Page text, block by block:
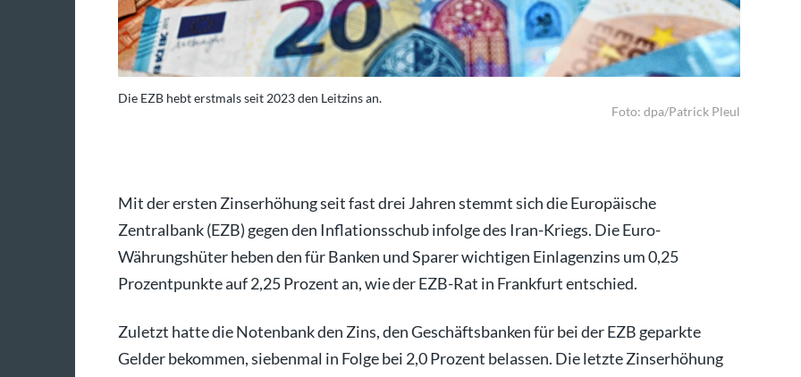
Die EZB hebt erstmals seit 2023 den Leitzins an.
Foto: dpa/Patrick Pleul
Mit der ersten Zinserhöhung seit fast drei Jahren stemmt sich die Europäische
Zentralbank (EZB) gegen den Inflationsschub infolge des Iran-Kriegs. Die Euro-
Währungshüter heben den für Banken und Sparer wichtigen Einlagenzins um 0,25
Prozentpunkte auf 2,25 Prozent an, wie der EZB-Rat in Frankfurt entschied.
Zuletzt hatte die Notenbank den Zins, den Geschäftsbanken für bei der EZB geparkte
Gelder bekommen, siebenmal in Folge bei 2,0 Prozent belassen. Die letzte Zinserhöhung